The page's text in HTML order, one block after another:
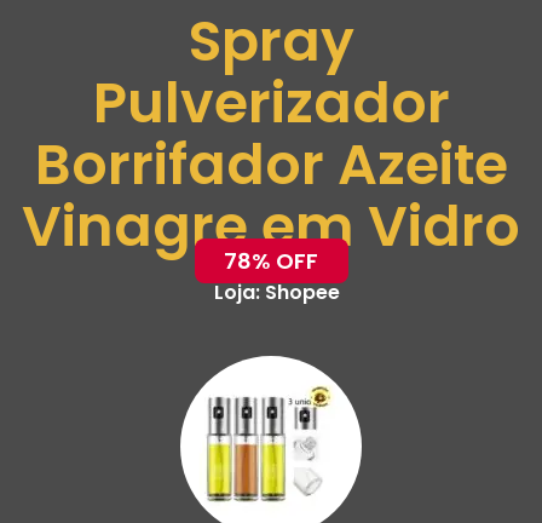
Spray
Pulverizador
Borrifador Azeite
Vinagre em Vidro
78% OFF
Loja:Shopee